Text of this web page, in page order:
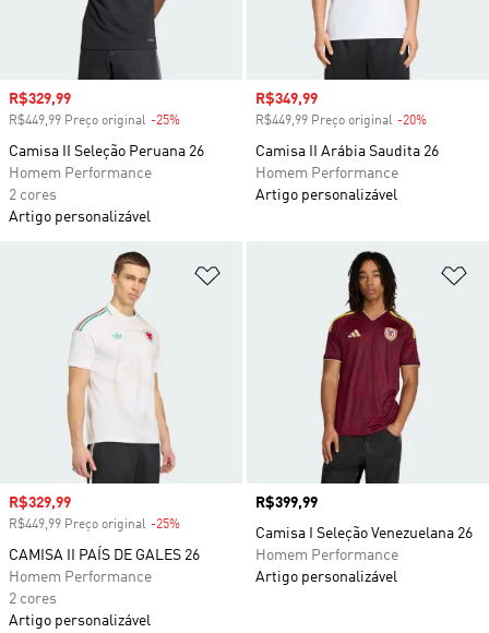
Preço com desconto
R$329,99
R$449,99 Preço original -25%
Camisa II Seleção Peruana 26
Homem Performance
2 cores
Artigo personalizável
Preço com desconto
R$349,99
R$449,99 Preço original -20%
Camisa II Arábia Saudita 26
Homem Performance
Artigo personalizável
Adicionar à Lista de Desejos
Preço com desconto
R$329,99
R$449,99 Preço original -25%
CAMISA II PAÍS DE GALES 26
Homem Performance
2 cores
Artigo personalizável
Preço
R$399,99
Camisa I Seleção Venezuelana 26
Homem Performance
Artigo personalizável